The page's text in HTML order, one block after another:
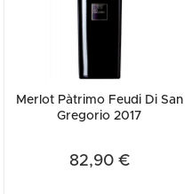
Merlot Pàtrimo Feudi Di San
Gregorio 2017
82,90 €